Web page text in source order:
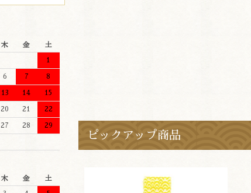
ピックアップ商品
木 金 土
1
6 7 8
13 14 15
20 21 22
27 28 29
木 金 土